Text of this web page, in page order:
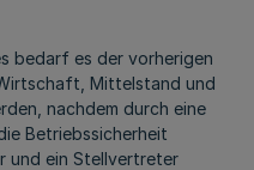
bedarf es der vorherigen
Mittelstand und
nachdem durch eine
Betriebssicherheit
und ein Stellvertreter